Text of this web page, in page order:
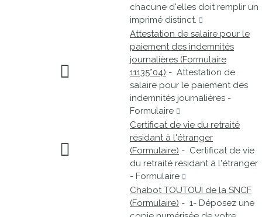
chacune d'elles doit remplir un
imprimé distinct.
Attestation de salaire pour le
paiement des indemnités
journalières (Formulaire
11135*04) - Attestation de
salaire pour le paiement des
indemnités journalières -
Formulaire
Certificat de vie du retraité
résidant à l'étranger
(Formulaire) - Certificat de vie
du retraité résidant à l'étranger
- Formulaire
Chabot TOUTOUI de la SNCF
(Formulaire) - 1- Déposez une